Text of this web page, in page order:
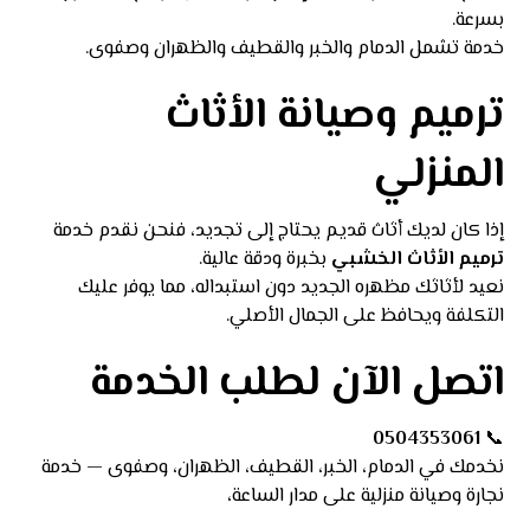
بسرعة.
خدمة تشمل الدمام والخبر والقطيف والظهران وصفوى.
ترميم وصيانة الأثاث
المنزلي
إذا كان لديك أثاث قديم يحتاج إلى تجديد، فنحن نقدم خدمة
ترميم الأثاث الخشبي بخبرة ودقة عالية.
نعيد لأثاثك مظهره الجديد دون استبداله، مما يوفر عليك
التكلفة ويحافظ على الجمال الأصلي.
اتصل الآن لطلب الخدمة
📞
0504353061
نخدمك في الدمام، الخبر، القطيف، الظهران، وصفوى — خدمة
نجارة وصيانة منزلية على مدار الساعة،